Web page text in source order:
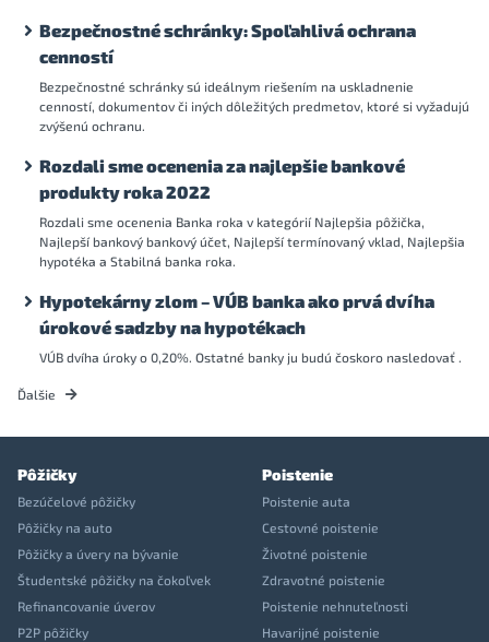
Bezpečnostné schránky: Spoľahlivá ochrana
cenností
Bezpečnostné schránky sú ideálnym riešením na uskladnenie
cenností, dokumentov či iných dôležitých predmetov, ktoré si vyžadujú
zvýšenú ochranu.
Rozdali sme ocenenia za najlepšie bankové
produkty roka 2022
Rozdali sme ocenenia Banka roka v kategórií Najlepšia pôžička,
Najlepší bankový bankový účet, Najlepší termínovaný vklad, Najlepšia
hypotéka a Stabilná banka roka.
Hypotekárny zlom – VÚB banka ako prvá dvíha
úrokové sadzby na hypotékach
VÚB dvíha úroky o 0,20%. Ostatné banky ju budú čoskoro nasledovať .
Ďalšie
Pôžičky
Bezúčelové pôžičky
Pôžičky na auto
Pôžičky a úvery na bývanie
Študentské pôžičky na čokoľvek
Refinancovanie úverov
P2P pôžičky
Poistenie
Poistenie auta
Cestovné poistenie
Životné poistenie
Zdravotné poistenie
Poistenie nehnuteľnosti
Havarijné poistenie